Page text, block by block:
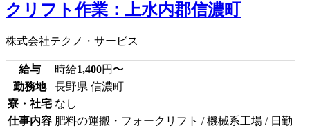
クリフト作業：上水内郡信濃町
株式会社テクノ・サービス
給与 時給1,400円〜
勤務地
長野県 信濃町
寮・社宅 なし
仕事内容 肥料の運搬・フォークリフト / 機械系工場 / 日勤